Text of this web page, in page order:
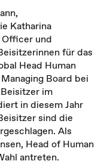
Katharina
Officer und
für das
Head Human
Board bei
im
in diesem Jahr
sind die
Als
Head of Human
antreten.